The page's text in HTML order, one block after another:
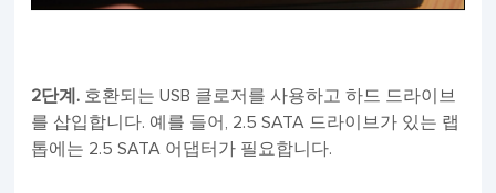
2단계. 호환되는 USB 클로저를 사용하고 하드 드라이브
를 삽입합니다. 예를 들어, 2.5 SATA 드라이브가 있는 랩
톱에는 2.5 SATA 어댑터가 필요합니다.